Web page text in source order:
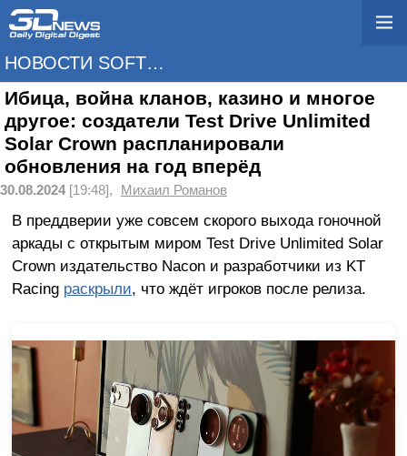
НОВОСТИ SOFTWARE
Ибица, война кланов, казино и многое
другое: создатели Test Drive Unlimited
Solar Crown распланировали
обновления на год вперёд
30.08.2024[19:48], Михаил Романов
В преддверии уже совсем скорого выхода гоночной
аркады с открытым миром Test Drive Unlimited Solar
Crown издательство Nacon и разработчики из KT
Racing раскрыли, что ждёт игроков после релиза.